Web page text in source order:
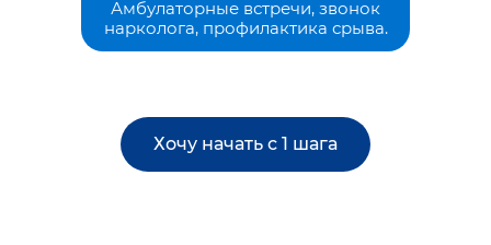
Амбулаторные встречи, звонок
нарколога, профилактика срыва.
Хочу начать с 1 шага